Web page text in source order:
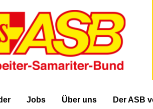
Jobs Über uns Der ASB